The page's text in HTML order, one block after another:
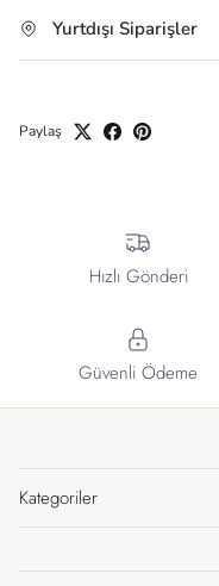
Yurtdışı Siparişler
Paylaş
Hızlı Gönderi
Güvenli Ödeme
Kategoriler